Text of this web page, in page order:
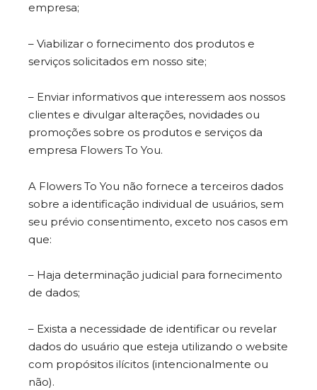
empresa;
– Viabilizar o fornecimento dos produtos e
serviços solicitados em nosso site;
– Enviar informativos que interessem aos nossos
clientes e divulgar alterações, novidades ou
promoções sobre os produtos e serviços da
empresa Flowers To You.
A Flowers To You não fornece a terceiros dados
sobre a identificação individual de usuários, sem
seu prévio consentimento, exceto nos casos em
que:
– Haja determinação judicial para fornecimento
de dados;
– Exista a necessidade de identificar ou revelar
dados do usuário que esteja utilizando o website
com propósitos ilícitos (intencionalmente ou
não).